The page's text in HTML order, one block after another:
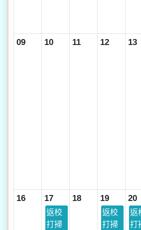
09 10 11 12 13
16 17
返校
打掃
18 19
返校
打掃
20
返
打